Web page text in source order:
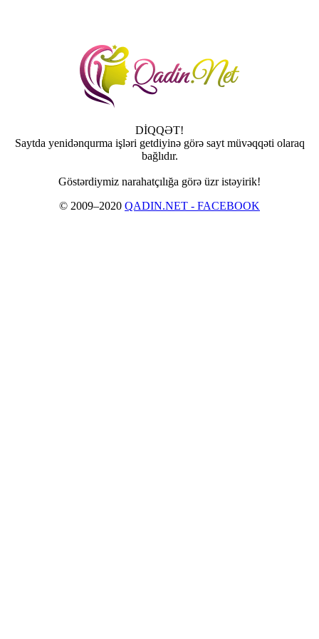
DİQQƏT!
Saytda yenidənqurma işləri getdiyinə görə sayt müvəqqəti olaraq
bağlıdır.
Göstərdiymiz narahatçılığa görə üzr istəyirik!
© 2009–2020 QADIN.NET - FACEBOOK